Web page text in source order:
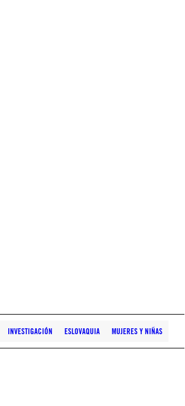
INVESTIGACIÓN ESLOVAQUIA MUJERES Y NIÑAS